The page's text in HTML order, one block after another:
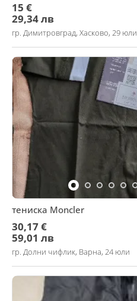
15 €
29,34 лв
гр. Димитровград, Хасково, 29 юли
тениска Moncler
30,17 €
59,01 лв
гр. Долни чифлик, Варна, 24 юли